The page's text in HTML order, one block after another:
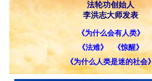
法轮功创始人
李洪志大师发表
《为什么会有人类》
《法难》
《惊醒》
《为什么人类是迷的社会》